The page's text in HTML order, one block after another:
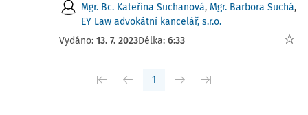
Mgr. Bc. Kateřina Suchanová, Mgr. Barbora Suchá,
EY Law advokátní kancelář, s.r.o.
Vydáno: 13. 7. 2023Délka: 6:33
1